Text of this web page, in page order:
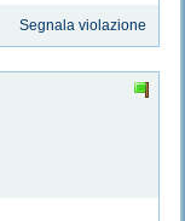
Segnala violazione